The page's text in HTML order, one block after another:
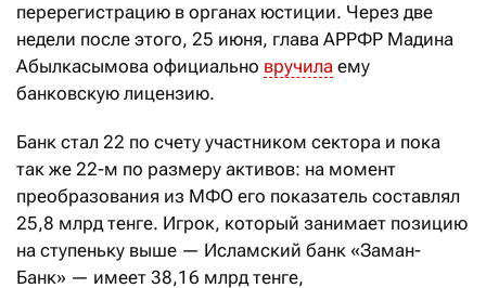
перерегистрацию в органах юстиции. Через две
недели после этого, 25 июня, глава АРРФР Мадина
Абылкасымова официально вручила ему
банковскую лицензию.
Банк стал 22 по счету участником сектора и пока
так же 22-м по размеру активов: на момент
преобразования из МФО его показатель составлял
25,8 млрд тенге. Игрок, который занимает позицию
на ступеньку выше — Исламский банк «Заман-
Банк» — имеет 38,16 млрд тенге,